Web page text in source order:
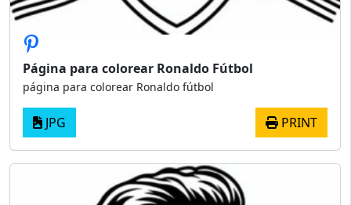
Página para colorear Ronaldo Fútbol
página para colorear Ronaldo fútbol
JPG PRINT